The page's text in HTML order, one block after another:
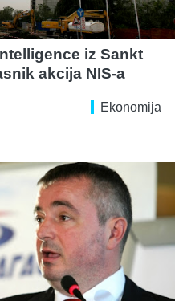
iz Sankt
akcija NIS-a
Ekonomija